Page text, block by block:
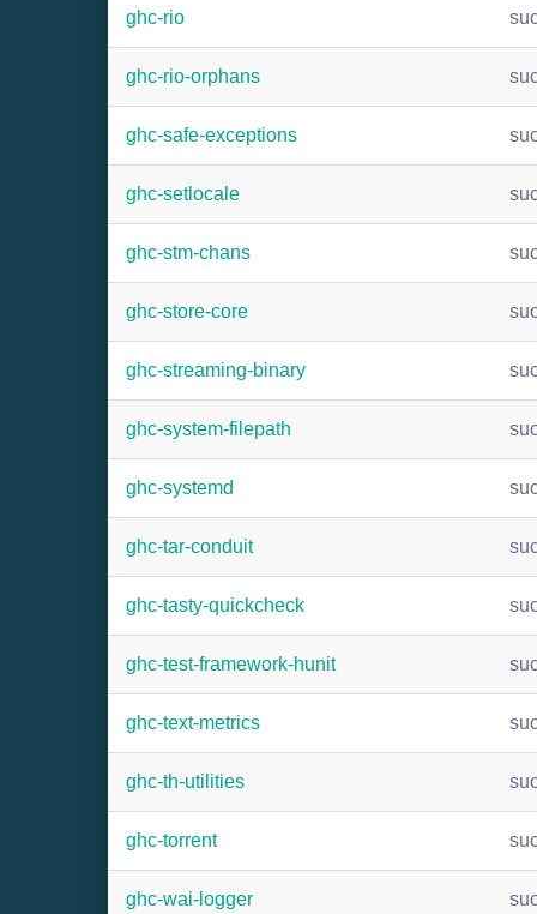
ghc-rio
ghc-rio-orphans
ghc-safe-exceptions
ghc-setlocale
ghc-stm-chans
ghc-store-core
ghc-streaming-binary
ghc-system-filepath
ghc-systemd
ghc-tar-conduit
ghc-tasty-quickcheck
ghc-test-framework-hunit
ghc-text-metrics
ghc-th-utilities
ghc-torrent
ghc-wai-logger